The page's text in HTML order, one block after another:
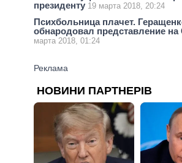
президенту 19 марта 2018, 20:24
Психбольница плачет.
обнародовал представление на
марта 2018, 01:24